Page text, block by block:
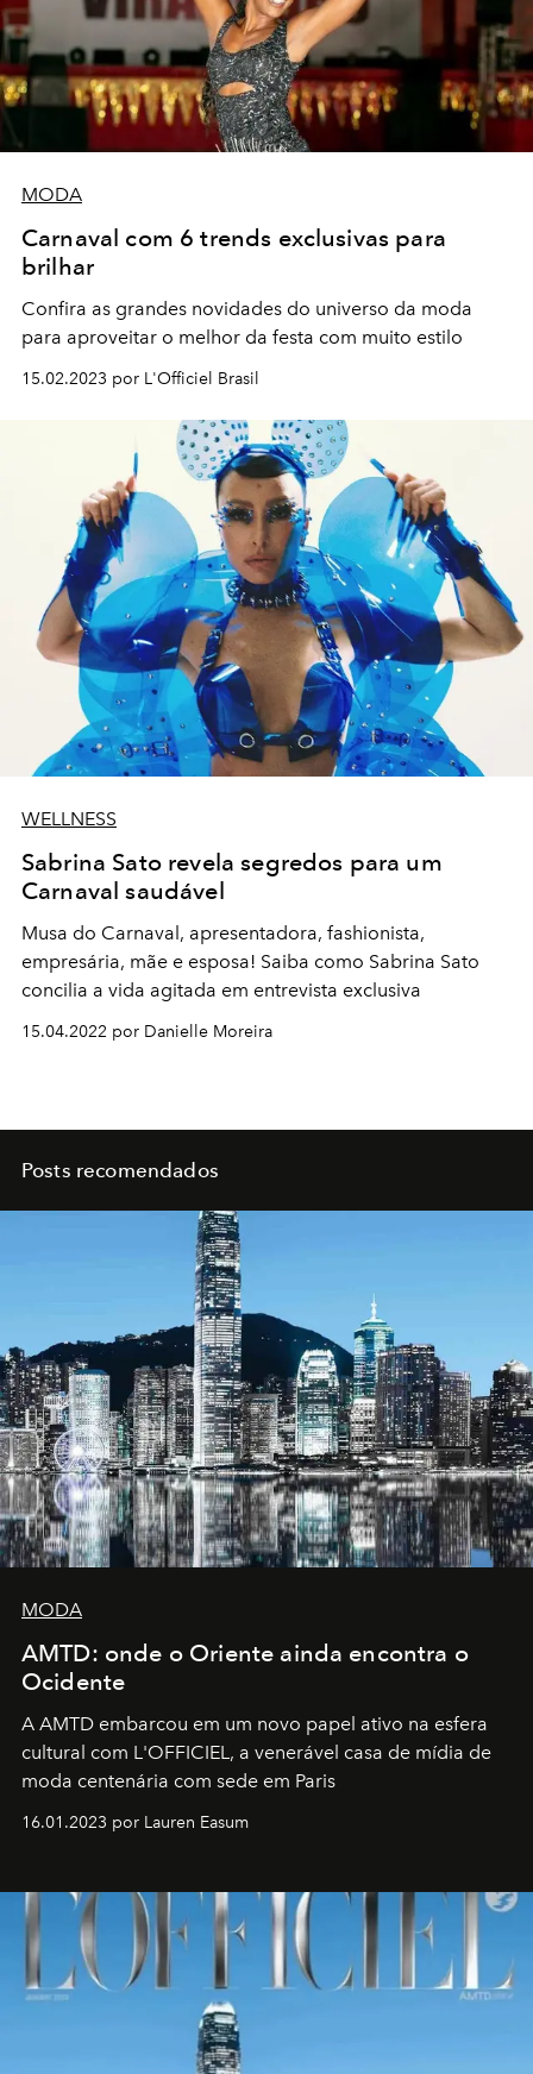
MODA
Carnaval com 6 trends exclusivas para
brilhar
Confira as grandes novidades do universo da moda
para aproveitar o melhor da festa com muito estilo
15.02.2023 por L'Officiel Brasil
WELLNESS
Sabrina Sato revela segredos para um
Carnaval saudável
Musa do Carnaval, apresentadora, fashionista,
empresária, mãe e esposa! Saiba como Sabrina Sato
concilia a vida agitada em entrevista exclusiva
15.04.2022 por Danielle Moreira
Posts recomendados
MODA
AMTD: onde o Oriente ainda encontra o
Ocidente
A AMTD embarcou em um novo papel ativo na esfera
cultural com L'OFFICIEL, a venerável casa de mídia de
moda centenária com sede em Paris
16.01.2023 por Lauren Easum